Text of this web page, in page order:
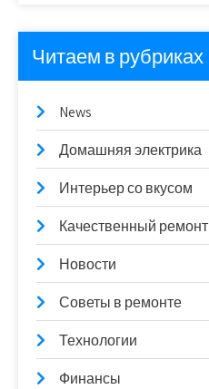
Читаем в рубриках
News
Домашняя электрика
Интерьер со вкусом
Качественный ремонт
Новости
Советы в ремонте
Технологии
Финансы